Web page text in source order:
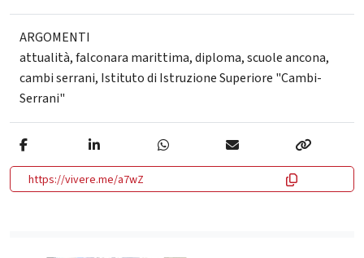
ARGOMENTI
attualità,falconara marittima,diploma,scuole ancona,
cambi serrani, Istituto di Istruzione Superiore "Cambi-
Serrani"
https://vivere.me/a7wZ